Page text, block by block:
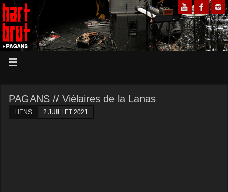
PAGANS // Vièlaires de la Lanas
LIENS 2 JUILLET 2021